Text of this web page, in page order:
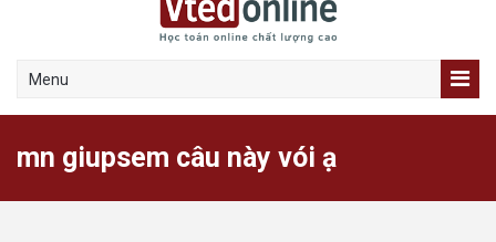
Menu
mn giupsem câu này vói ạ